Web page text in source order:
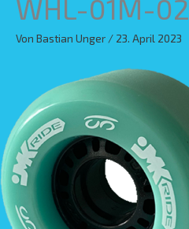
WHL-01M-02
Von Bastian Unger / 23. April 2023